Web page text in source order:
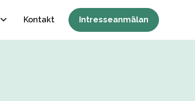
Kontakt Intresseanmälan